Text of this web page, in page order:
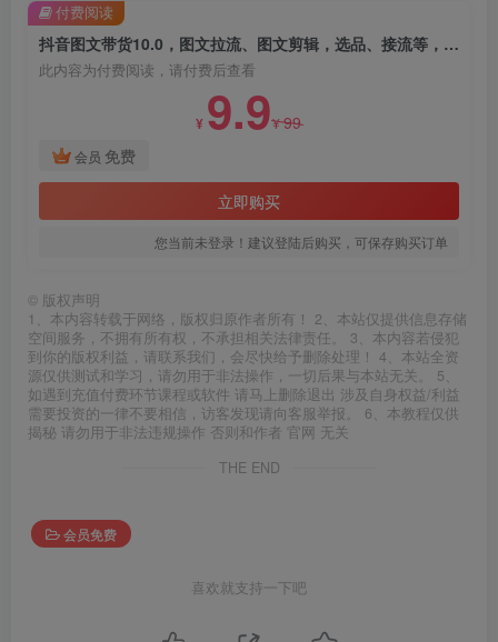
抖音图文带货10.0，图文拉流、图文剪辑，选品、接流等，一部手机就能做
此内容为付费阅读，请付费后查看
¥ 9.9¥99
会员 免费
立即购买
您当前未登录！建议登陆后购买，可保存购买订单
付费阅读
© 版权声明
1、本内容转载于网络，版权归原作者所有！ 2、本站仅提供信息存储
空间服务，不拥有所有权，不承担相关法律责任。 3、本内容若侵犯
到你的版权利益，请联系我们，会尽快给予删除处理！ 4、本站全资
源仅供测试和学习，请勿用于非法操作，一切后果与本站无关。 5、
如遇到充值付费环节课程或软件 请马上删除退出 涉及自身权益/利益
需要投资的一律不要相信，访客发现请向客服举报。 6、本教程仅供
揭秘 请勿用于非法违规操作 否则和作者 官网 无关
THE END
会员免费
喜欢就支持一下吧